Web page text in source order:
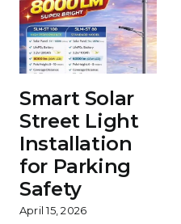
Smart Solar
Street Light
Installation
for Parking
Safety
April 15, 2026